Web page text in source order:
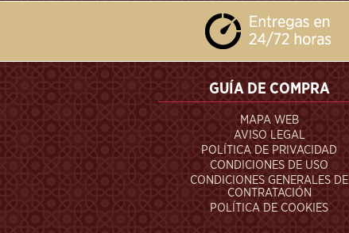
GUÍA DE COMPRA
MAPA WEB
AVISO LEGAL
POLÍTICA DE PRIVACIDAD
CONDICIONES DE USO
CONDICIONES GENERALES DE
CONTRATACIÓN
POLÍTICA DE COOKIES